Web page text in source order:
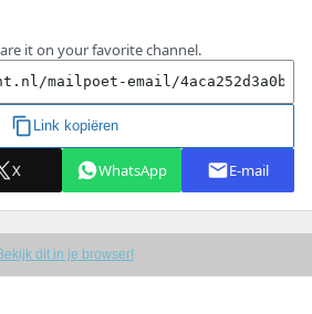
dit in je browser!